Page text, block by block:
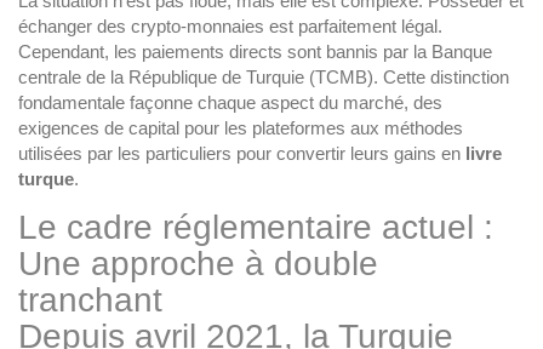
échanger des crypto-monnaies est parfaitement légal.
Cependant, les paiements directs sont bannis par la Banque
centrale de la République de Turquie (TCMB). Cette distinction
fondamentale façonne chaque aspect du marché, des
exigences de capital pour les plateformes aux méthodes
utilisées par les particuliers pour convertir leurs gains en livre
turque.
Le cadre réglementaire actuel :
Une approche à double
tranchant
Depuis avril 2021, la Turquie